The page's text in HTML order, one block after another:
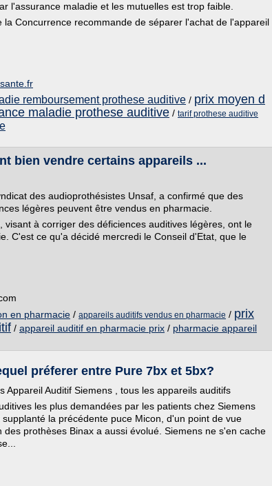
l'assurance maladie et les mutuelles est trop faible.
la Concurrence recommande de séparer l'achat de l'appareil
remboursement prothese auditive / prix moyen d
maladie prothese auditive / tarif prothese auditive
bien vendre certains appareils ...
des audioprothésistes Unsaf, a confirmé que des
légères peuvent être vendus en pharmacie.
visant à corriger des déficiences auditives légères, ont le
C'est ce qu'a décidé mercredi le Conseil d'Etat, que le
en pharmacie / appareils auditifs vendus en pharmacie / prix
/ appareil auditif en pharmacie prix / pharmacie appareil
préferer entre Pure 7bx et 5bx?
Appareil Auditif Siemens , tous les appareils auditifs
les plus demandées par les patients chez Siemens
la précédente puce Micon, d'un point de vue
prothèses Binax a aussi évolué. Siemens ne s'en cache